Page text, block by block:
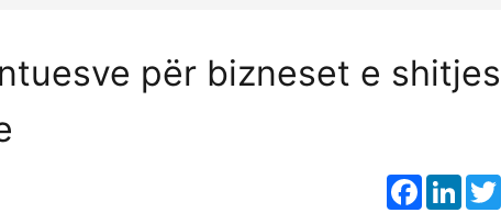
për bizneset e shitjes
Facebook